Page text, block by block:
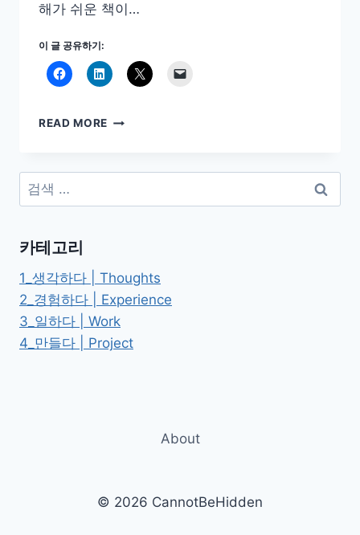
해가 쉬운 책이…
이 글 공유하기:
READ MORE 군
#
콜
아
벨
리
검
색:
카테고리
1_생각하다 | Thoughts
2_경험하다 | Experience
3_일하다 | Work
4_만들다 | Project
About
© 2026 CannotBeHidden